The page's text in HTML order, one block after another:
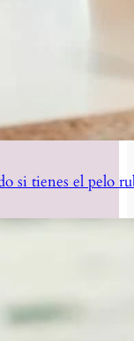
si tienes el pelo